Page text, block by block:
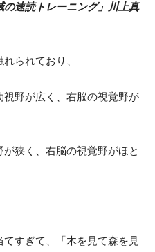
の速読トレーニング」川上真
られており、
視野が広く、右脳の視覚野が
狭く、右脳の視覚野がほと
すぎて、「木を見て森を見